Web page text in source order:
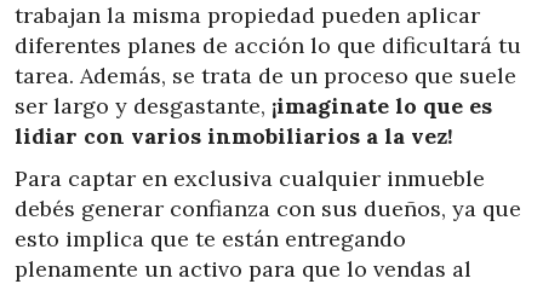
trabajan la misma propiedad pueden aplicar
diferentes planes de acción lo que dificultará tu
tarea. Además, se trata de un proceso que suele
ser largo y desgastante, ¡imaginate lo que es
lidiar con varios inmobiliarios a la vez!
Para captar en exclusiva cualquier inmueble
debés generar confianza con sus dueños, ya que
esto implica que te están entregando
plenamente un activo para que lo vendas al